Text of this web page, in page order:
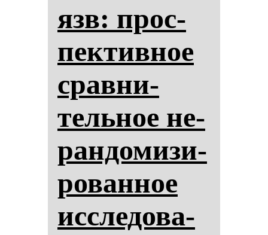
язв: прос­
пек­тив­ное
срав­ни­
тель­ное не­
ран­до­ми­зи­
ро­ван­ное
ис­сле­до­ва­